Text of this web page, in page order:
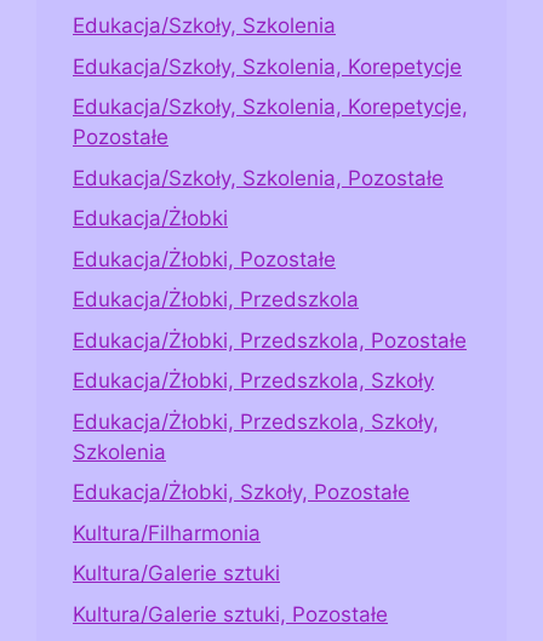
Edukacja/Szkoły, Szkolenia
Edukacja/Szkoły, Szkolenia, Korepetycje
Edukacja/Szkoły, Szkolenia, Korepetycje,
Pozostałe
Edukacja/Szkoły, Szkolenia, Pozostałe
Edukacja/Żłobki
Edukacja/Żłobki, Pozostałe
Edukacja/Żłobki, Przedszkola
Edukacja/Żłobki, Przedszkola, Pozostałe
Edukacja/Żłobki, Przedszkola, Szkoły
Edukacja/Żłobki, Przedszkola, Szkoły,
Szkolenia
Edukacja/Żłobki, Szkoły, Pozostałe
Kultura/Filharmonia
Kultura/Galerie sztuki
Kultura/Galerie sztuki, Pozostałe